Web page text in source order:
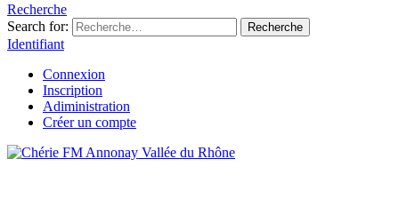
Recherche
Search for:
Recherche
Identifiant
Connexion
Inscription
Adiministration
Créer un compte